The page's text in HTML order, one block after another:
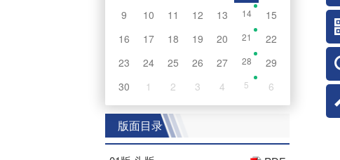
9
10 11 12 13 14
15
16
17 18 19 20 21
22
23
24 25 26 27 28
29
30
1 2 3 4 5 6
版面目录